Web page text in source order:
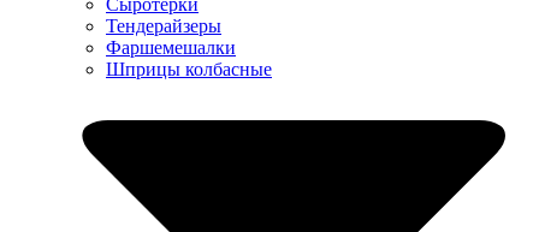
Сыротёрки
Тендерайзеры
Фаршемешалки
Шприцы колбасные